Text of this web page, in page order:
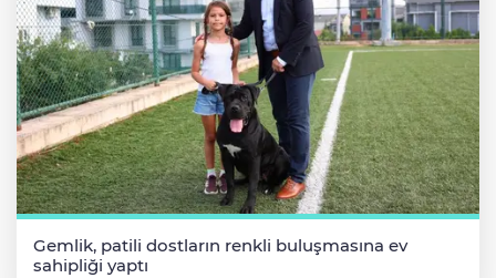
Gemlik, patili dostların renkli buluşmasına ev
sahipliği yaptı